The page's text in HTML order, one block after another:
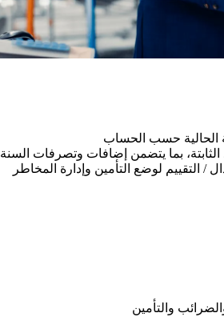
الحالية حسب الحساب
بما يتضمن إضافات وتصرفات السنة
/ التقييم لوضع التأمين وإدارة المخاطر